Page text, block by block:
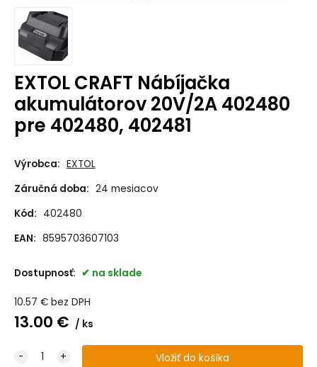
EXTOL CRAFT Nábíjačka
akumulátorov 20V/2A 402480
pre 402480, 402481
Výrobca: EXTOL
Záručná doba: 24 mesiacov
Kód: 402480
EAN: 8595703607103
Dostupnosť: na sklade
10.57 € bez DPH
13.00 € ks